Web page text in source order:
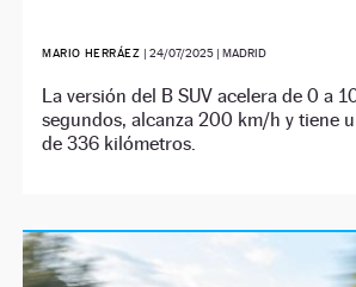
MARIO HERRÁEZ | 24/07/2025| MADRID
La versión del B SUV acelera de 0 a
segundos, alcanza 200 km/h y tiene
de 336 kilómetros.